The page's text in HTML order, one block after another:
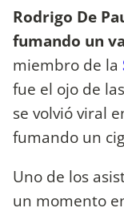
Rodrigo De
fumando un
miembro de la
fue el ojo de
se volvió viral
fumando un
Uno de los
un momento